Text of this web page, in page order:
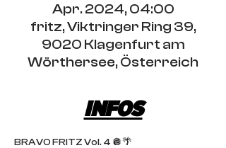
Apr. 2024, 04:00
fritz, Viktringer Ring 39,
9020 Klagenfurt am
Wörthersee, Österreich
INFOS
BRAVO FRITZ Vol. 4 🪩🌴